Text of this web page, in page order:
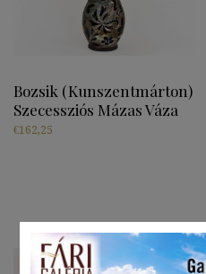
Bozsik (Kunszentmárton)
Szecessziós Mázas Váza
€162,25